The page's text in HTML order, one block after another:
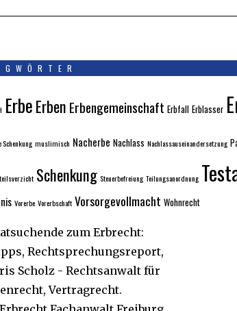
ErbeErben Erbengemeinschaft Erbfall Erblasser
muslimisch Nacherbe Nachlass Nachlassauseinandersetzung
Schenkung Steuerbefreiung Teilungsanordnung
Vorerbe Vorerbschaft Vorsorgevollmacht Wohnrecht
zum Erbrecht:
Rechtsprechungsreport,
Scholz - Rechtsanwalt für
Vertragrecht.